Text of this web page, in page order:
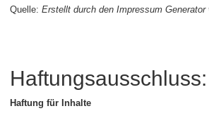
Quelle: Erstellt durch den Impressum Generator
Haftungsausschluss:
Haftung für Inhalte